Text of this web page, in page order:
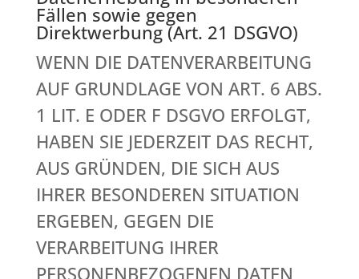
Fällen sowie gegen
Direktwerbung (Art. 21 DSGVO)
WENN DIE DATENVERARBEITUNG
AUF GRUNDLAGE VON ART. 6 ABS.
1 LIT. E ODER F DSGVO ERFOLGT,
HABEN SIE JEDERZEIT DAS RECHT,
AUS GRÜNDEN, DIE SICH AUS
IHRER BESONDEREN SITUATION
ERGEBEN, GEGEN DIE
VERARBEITUNG IHRER
PERSONENBEZOGENEN DATEN